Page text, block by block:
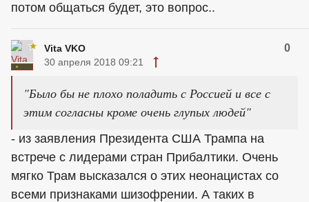
потом общаться будет, это вопрос..
Vita VKO 0
30 апреля 2018 09:21
"Было бы не плохо поладить с Россией и все с
этим согласны кроме очень глупых людей"
- из заявления Президента США Трампа на
встрече с лидерами стран Прибалтики. Очень
мягко Трам высказался о этих неонацистах со
всеми признаками шизофрении. А таких в